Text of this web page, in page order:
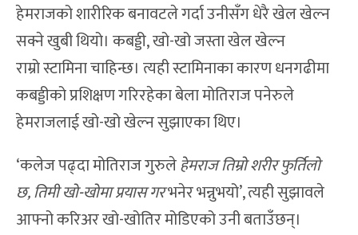
हेमराजको शारीरिक बनावटले गर्दा उनीसँग धेरै खेल खेल्न
सक्ने खुबी थियो। कबड्डी, खो-खो जस्ता खेल खेल्न
राम्रो स्टामिना चाहिन्छ। त्यही स्टामिनाका कारण धनगढीमा
कबड्डीको प्रशिक्षण गरिरहेका बेला मोतिराज पनेरुले
हेमराजलाई खो-खो खेल्न सुझाएका थिए।
‘कलेज पढ्दा मोतिराज गुरुलेहेमराज तिम्रो शरीर फुर्तिलो
छ,तिमी खो-खोमा प्रयास गरभनेर भन्नुभयो’, त्यही सुझावले
आफ्नो करिअर खो-खोतिर मोडिएको उनी बताउँछन्।